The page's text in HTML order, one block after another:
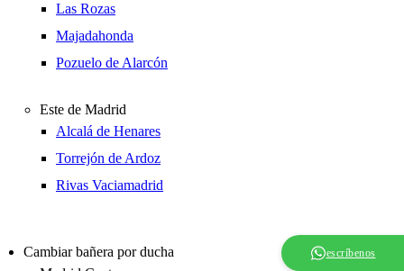
Las Rozas
Majadahonda
Pozuelo de Alarcón
Este de Madrid
Alcalá de Henares
Torrejón de Ardoz
Rivas Vaciamadrid
Cambiar bañera por ducha
escríbenos